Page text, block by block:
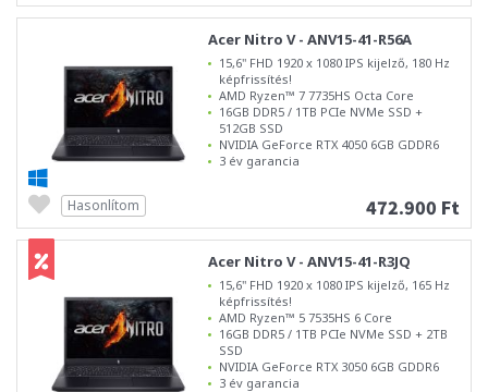
Acer Nitro V - ANV15-41-R56A
15,6" FHD 1920 x 1080 IPS kijelző, 180 Hz
képfrissítés!
AMD Ryzen™ 7 7735HS Octa Core
16GB DDR5 / 1TB PCIe NVMe SSD +
512GB SSD
NVIDIA GeForce RTX 4050 6GB GDDR6
3 év garancia
472.900 Ft
Hasonlítom
Acer Nitro V - ANV15-41-R3JQ
15,6" FHD 1920 x 1080 IPS kijelző, 165 Hz
képfrissítés!
AMD Ryzen™ 5 7535HS 6 Core
16GB DDR5 / 1TB PCIe NVMe SSD + 2TB
SSD
NVIDIA GeForce RTX 3050 6GB GDDR6
3 év garancia